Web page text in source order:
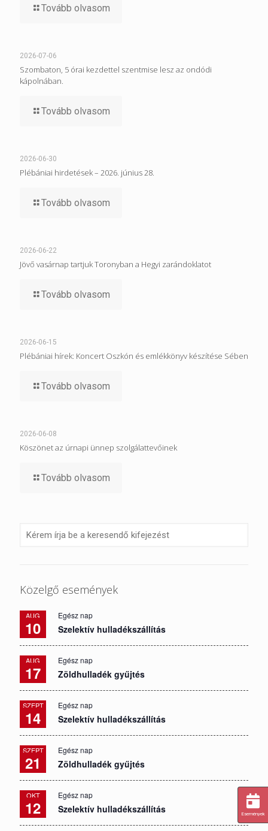
Tovább olvasom
2026-07-06
Szombaton, 5 órai kezdettel szentmise lesz az ondódi
kápolnában.
Tovább olvasom
2026-06-30
Plébániai hirdetések – 2026. június 28.
Tovább olvasom
2026-06-22
Jövő vasárnap tartjuk Toronyban a Hegyi zarándoklatot
Tovább olvasom
2026-06-15
Plébániai hírek: Koncert Oszkón és emlékkönyv készítése Sében
Tovább olvasom
2026-06-08
Köszönet az úrnapi ünnep szolgálattevőinek
Tovább olvasom
Közelgő események
AUG
10
Egész nap
Szelektív hulladékszállítás
AUG
17
Egész nap
Zöldhulladék gyűjtés
SZEPT
14
Egész nap
Szelektív hulladékszállítás
SZEPT
21
Egész nap
Zöldhulladék gyűjtés
OKT
12
Egész nap
Szelektív hulladékszállítás Események